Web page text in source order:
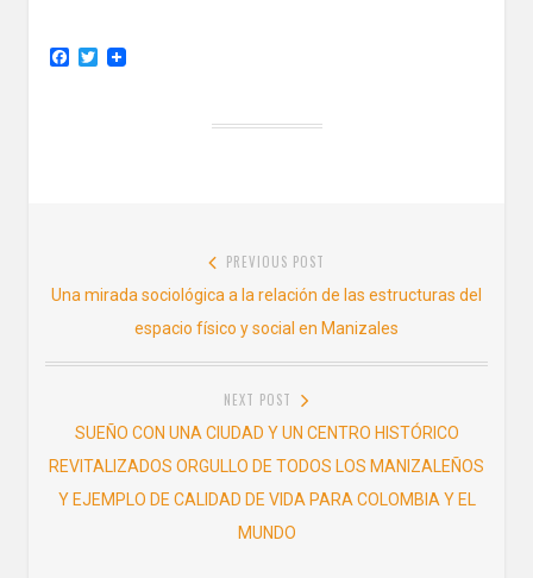
F
T
de
PREVIOUS POST
Previous
post:
Una mirada sociológica a la relación de las estructuras del
espacio físico y social en Manizales
NEXT POST
Next
post:
SUEÑO CON UNA CIUDAD Y UN CENTRO HISTÓRICO
REVITALIZADOS ORGULLO DE TODOS LOS MANIZALEÑOS
Y EJEMPLO DE CALIDAD DE VIDA PARA COLOMBIA Y EL
MUNDO